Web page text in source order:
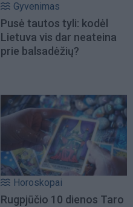
Gyvenimas
Pusė tautos tyli: kodėl
Lietuva vis dar neateina
prie balsadėžių?
Horoskopai
Rugpjūčio 10 dienos Taro